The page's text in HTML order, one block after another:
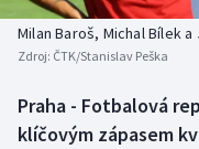
Baseball a softbal
Basketbal
Biatlon
Historické návraty
Aplikace ČT sport
AZ kvíz
Milan Baroš, Michal Bílek a
Zdroj: ČTK/Stanislav Peška
Praha - Fotbalová
klíčovým zápasem